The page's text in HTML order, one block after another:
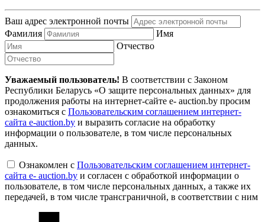
Ваш адрес электронной почты
Фамилия
Имя
Отчество
Уважаемый пользователь! В соответствии с Законом
Республики Беларусь «О защите персональных данных» для
продолжения работы на интернет-сайте e- auction.by просим
ознакомиться с Пользовательским соглашением интернет-
сайта e-auction.by и выразить согласие на обработку
информации о пользователе, в том числе персональных
данных.
Ознакомлен с Пользовательским соглашением интернет-
сайта e- auction.by и согласен с обработкой информации о
пользователе, в том числе персональных данных, а также их
передачей, в том числе трансграничной, в соответствии с ним